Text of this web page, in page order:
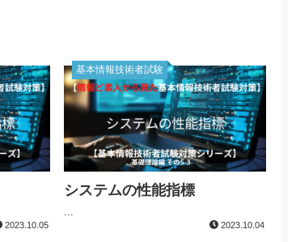
2023.10.05
基本情報技術者試験
システムの性能指標
...
2023.10.04